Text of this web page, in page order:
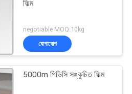
ফিল্ম
negotiable MOQ:10kg
যোগাযোগ
5000m পিভিসি সঙ্কুচিত ফিল্ম